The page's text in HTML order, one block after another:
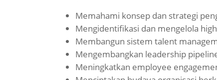
Memahami konsep dan strategi
Mengidentifikasi dan mengelola
Membangun sistem talent
Mengembangkan leadership
Meningkatkan employee